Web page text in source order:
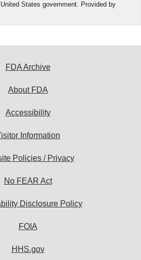
States government. Provided by
FDA Archive
About FDA
Accessibility
Information
Policies / Privacy
No FEAR Act
Disclosure Policy
FOIA
HHS.gov